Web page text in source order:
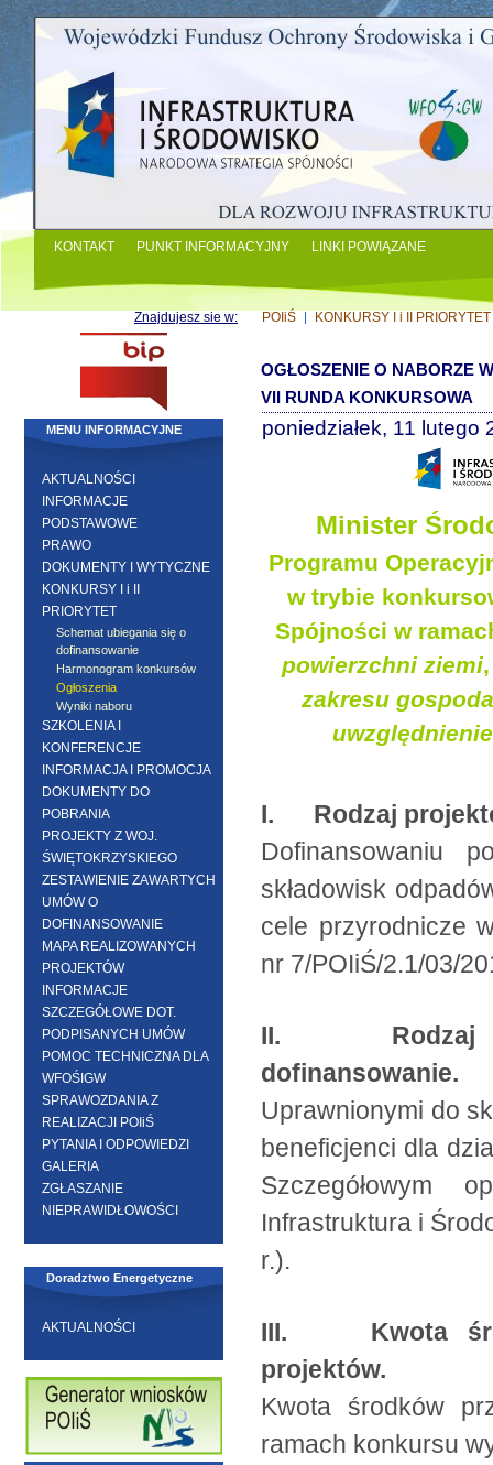
KONTAKT PUNKT INFORMACYJNY LINKI POWIĄZANE
Znajdujesz sie w: POIiŚ KONKURSY I i II PRIORYTET
MENU INFORMACYJNE
AKTUALNOŚCI
INFORMACJE
PODSTAWOWE
PRAWO
DOKUMENTY I WYTYCZNE
KONKURSY I i II
PRIORYTET
Schemat ubiegania się o
dofinansowanie
Harmonogram konkursów
Ogłoszenia
Wyniki naboru
SZKOLENIA I
KONFERENCJE
INFORMACJA I PROMOCJA
DOKUMENTY DO
POBRANIA
PROJEKTY Z WOJ.
ŚWIĘTOKRZYSKIEGO
ZESTAWIENIE ZAWARTYCH
UMÓW O
DOFINANSOWANIE
MAPA REALIZOWANYCH
PROJEKTÓW
INFORMACJE
SZCZEGÓŁOWE DOT.
PODPISANYCH UMÓW
POMOC TECHNICZNA DLA
WFOŚIGW
SPRAWOZDANIA Z
REALIZACJI POIiŚ
PYTANIA I ODPOWIEDZI
GALERIA
ZGŁASZANIE
NIEPRAWIDŁOWOŚCI
Doradztwo Energetyczne
AKTUALNOŚCI
OGŁOSZENIE O NABORZE
VII RUNDA KONKURSOWA
poniedziałek, 11 lutego
Minister
Programu
w trybie
Spójności w
powierzchni ziemi
zakresu
I. Rodzaj
Dofinansowaniu
składowisk
cele przyrodnicze
nr 7/POIiŚ/2.1/03/
II. Rodzaj
dofinansowanie.
Uprawnionymi do
beneficjenci dla
Szczegółowym
Infrastruktura i
r.).
III. Kwota
projektów.
Kwota środków
ramach konkursu